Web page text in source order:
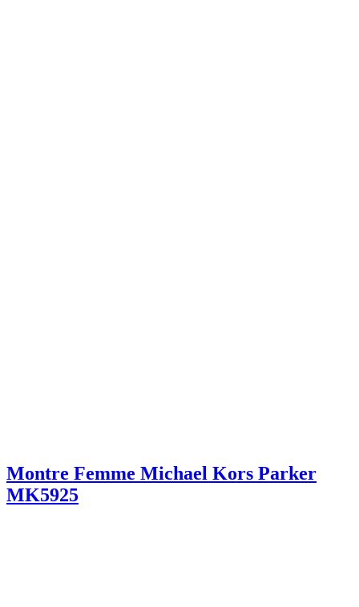
Montre Femme Michael Kors Parker
MK5925